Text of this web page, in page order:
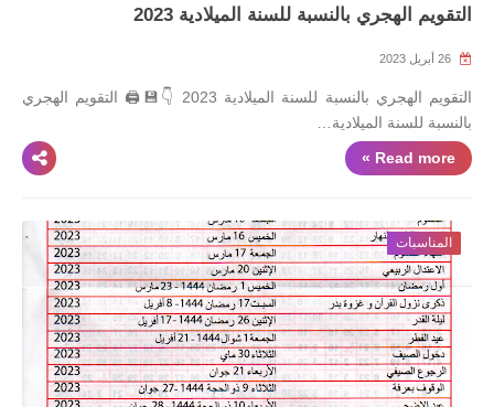
التقويم الهجري بالنسبة للسنة الميلادية 2023
التقويم الهجري بالنسبة للسنة الميلادية 2023 👇💾🖨 التقويم الهجري
بالنسبة للسنة الميلادية…
Read more »
المناسبات